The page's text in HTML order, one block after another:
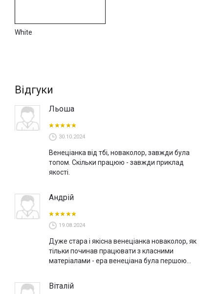
White
Відгуки
Льоша
30.10.2024
Венеціанка від тбі, новаколор, завжди була
топом. Скільки працюю - завжди приклад
якості.
Андрій
19.08.2024
Дуже стара і якісна венеціанка новаколор, як
тільки починав працювати з класними
матеріалами - ера венеціана була першою...
Віталій